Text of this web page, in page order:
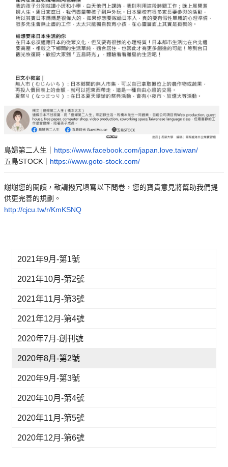
島婦第二人生｜ https://www.facebook.com/japan.love.taiwan/
五島STOCK｜ https://www.goto-stock.com/
謝謝您的閱讀，敬請撥冗填寫以下問卷，您的寶貴意見將幫助我們提
供更完善的規劃。
http://cjcu.tw/r/KmKSNQ
2021年9月-第1號
2021年10月-第2號
2021年11月-第3號
2021年12月-第4號
2020年7月-創刊號
2020年8月-第2號
2020年9月-第3號
2020年10月-第4號
2020年11月-第5號
2020年12月-第6號